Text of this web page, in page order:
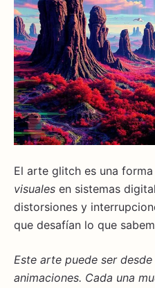
El arte glitch es una
visuales en sistemas
distorsiones y
que desafían lo que
Este arte puede ser
animaciones. Cada una